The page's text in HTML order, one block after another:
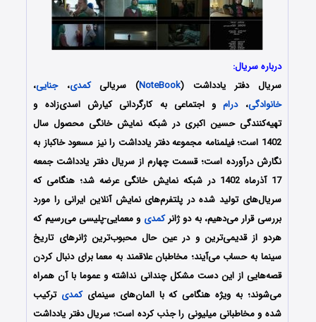
درباره سریال:
سریال دفتر یادداشت (NoteBook) سریالیکمدی،جنایی،
خانوادگی،درامو اجتماعی به کارگردانی کیارش اسدی‌زاده و
تهیه‌کنندگی حسین اکبری در شبکه نمایش خانگی محصول سال
1402 است؛ فیلمنامه مجموعه دفتر یادداشت را نیز مسعود خاکباز به
نگارش درآورده‌ است؛ قسمت چهارم از سریال دفتر یادداشت جمعه
17 آذرماه 1402 در شبکه نمایش خانگی عرضه شد؛ هنگامی که
سریال‌های‌ تولید شده در پلتفرم‌های نمایش آنلاین ایرانی را مورد
بررسی قرار می‌دهیم، به دو ژانرکمدی و معمایی-پلیسی می‌رسیم که
هردو از قدیمی‌ترین و در عین حال محبوب‌ترین ژانرهای تاریخ
سینما به حساب می‌آیند؛ مخاطبان علاقمند به معما برای دنبال کردن
قصه‌هایی از این دست مشکل چندانی نداشته و عموما با آن همراه
می‌شوند؛ به ویژه هنگامی که با المان‌های سینمایکمدی ترکیب
شده و مخاطبانی میلیونی را جذب کرده است؛ سریال دفتر یادداشت